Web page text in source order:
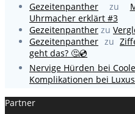
Gezeitenpanther zu
Uhrmacher erklärt #3
Gezeitenpanther zu
Gezeitenpanther zu
geht das? 🤔💿
Nervige Hürden bei
Komplikationen bei
Partner